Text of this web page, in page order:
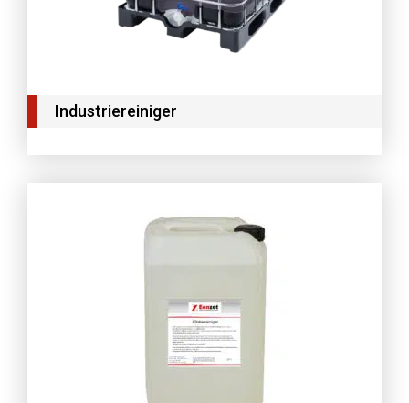
Industriereiniger